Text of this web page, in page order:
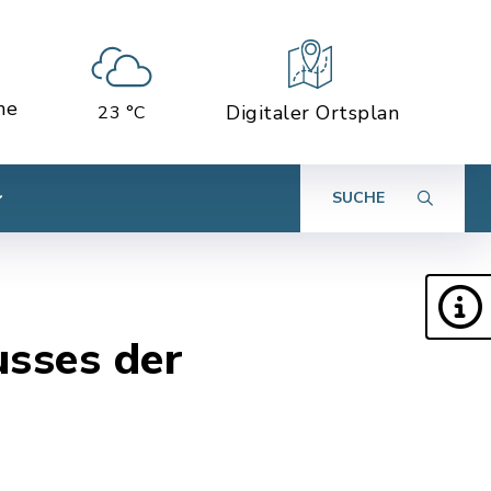
23 °C Digitaler Ortsplan
SUCHE
der